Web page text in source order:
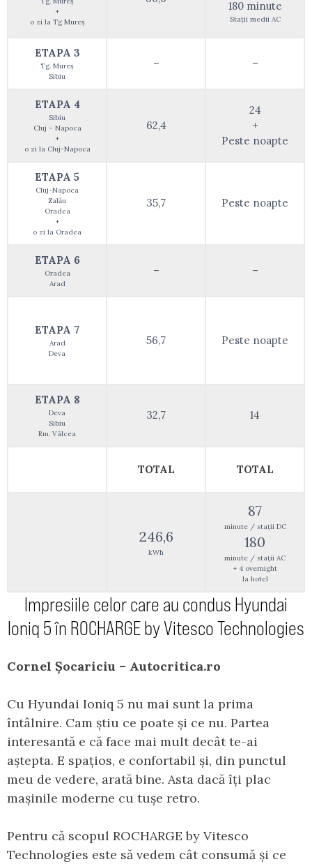
+
o zi la Tg Mureș
180 minute
Stații medii AC
ETAPA 3
Tg. Mureș
Sibiu
– –
ETAPA 4
Sibiu
Cluj – Napoca
+
o zi la Cluj-Napoca
62,4
24
+
Peste noapte
ETAPA 5
Cluj-Napoca
Zalău
Oradea
+
o zi la Oradea
35,7 Peste noapte
ETAPA 6
Oradea
Arad
– –
ETAPA 7
Arad
Deva
56,7 Peste noapte
ETAPA 8
Deva
Sibiu
Rm. Vâlcea
32,7 14
TOTAL TOTAL
246,6
kWh
87
minute / stații DC
180
minute / stații AC
+ 4 overnight
la hotel
Impresiile celor care au condus Hyundai
Ioniq 5 în ROCHARGE by Vitesco Technologies
Cornel Șocariciu – Autocritica.ro
Cu Hyundai Ioniq 5 nu mai sunt la prima
întâlnire. Cam știu ce poate și ce nu. Partea
interesantă e că face mai mult decât te-ai
aștepta. E spațios, e confortabil și, din punctul
meu de vedere, arată bine. Asta dacă îți plac
mașinile moderne cu tușe retro.
Pentru că scopul ROCHARGE by Vitesco
Technologies este să vedem cât consumă și ce